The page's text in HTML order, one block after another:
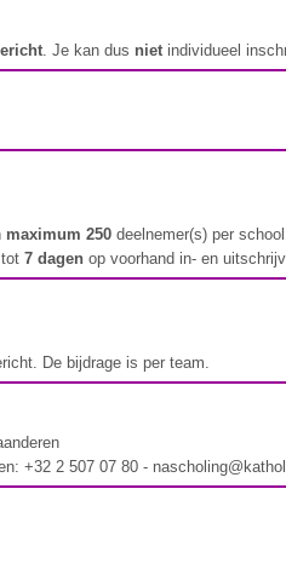
. Je kan dus niet individueel
maximum 250 deelnemer(s) per
tot7 dagen op voorhand in- en
De bijdrage is per team.
+32 2 507 07 80 -